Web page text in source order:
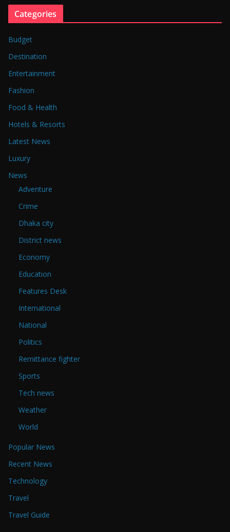
Categories
Budget
Destination
Entertainment
Fashion
Food & Health
Hotels & Resorts
Latest News
Luxury
News
Adventure
Crime
Dhaka city
District news
Economy
Education
Features Desk
International
National
Politics
Remittance fighter
Sports
Tech news
Weather
World
Popular News
Recent News
Technology
Travel
Travel Guide